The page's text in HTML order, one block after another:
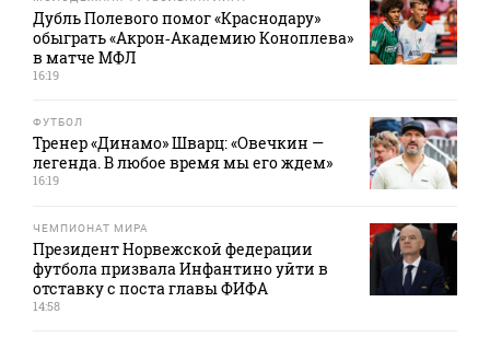
Дубль Полевого помог «Краснодару»
обыграть «Акрон‑Академию Коноплева»
в матче МФЛ
16:19
ФУТБОЛ
Тренер «Динамо» Шварц: «Овечкин —
легенда. В любое время мы его ждем»
16:19
ЧЕМПИОНАТ МИРА
Президент Норвежской федерации
футбола призвала Инфантино уйти в
отставку с поста главы ФИФА
14:58